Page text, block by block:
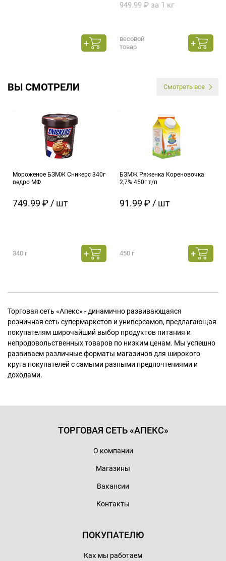
949.99 ₽ за 1 кг
весовой
товар
ВЫ СМОТРЕЛИ Смотреть все
Мороженое БЗМЖ Сникерс 340г
ведро МФ
749.99 ₽ / шт
340 г
БЗМЖ Ряженка Кореновочка
2,7% 450г т/п
91.99 ₽ / шт
450 г
Торговая сеть «Апекс» - динамично развивающаяся
розничная сеть супермаркетов и универсамов, предлагающая
покупателям широчайший выбор продуктов питания и
непродовольственных товаров по низким ценам. Мы успешно
развиваем различные форматы магазинов для широкого
круга покупателей с самыми разными предпочтениями и
доходами.
ТОРГОВАЯ СЕТЬ «АПЕКС»
О компании
Магазины
Вакансии
Контакты
ПОКУПАТЕЛЮ
Как мы работаем